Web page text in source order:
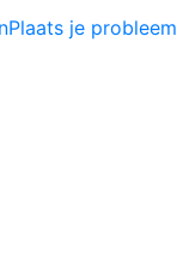
Plaats je probleem